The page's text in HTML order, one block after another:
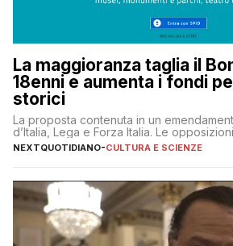
La maggioranza taglia il
18enni e aumenta i fondi
storici
La proposta contenuta in un
d’Italia, Lega e Forza Italia. Le
NEXTQUOTIDIANO-CULTURA E SCIENZE